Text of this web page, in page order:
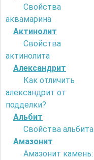
Свойства
аквамарина
Актинолит
Свойства
актинолита
Александрит
Как отличить
александрит от
подделки?
Альбит
Свойства альбита
Амазонит
Амазонит камень: